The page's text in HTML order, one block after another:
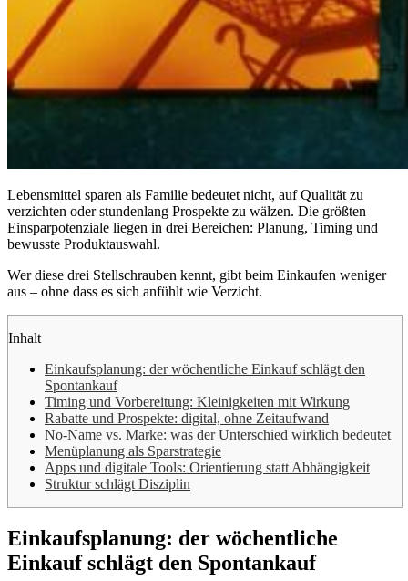
Lebensmittel sparen als Familie bedeutet nicht, auf Qualität zu
verzichten oder stundenlang Prospekte zu wälzen. Die größten
Einsparpotenziale liegen in drei Bereichen: Planung, Timing und
bewusste Produktauswahl.
Wer diese drei Stellschrauben kennt, gibt beim Einkaufen weniger
aus – ohne dass es sich anfühlt wie Verzicht.
Inhalt
Einkaufsplanung: der wöchentliche Einkauf schlägt den
Spontankauf
Timing und Vorbereitung: Kleinigkeiten mit Wirkung
Rabatte und Prospekte: digital, ohne Zeitaufwand
No-Name vs. Marke: was der Unterschied wirklich bedeutet
Menüplanung als Sparstrategie
Apps und digitale Tools: Orientierung statt Abhängigkeit
Struktur schlägt Disziplin
Einkaufsplanung: der wöchentliche
Einkauf schlägt den Spontankauf